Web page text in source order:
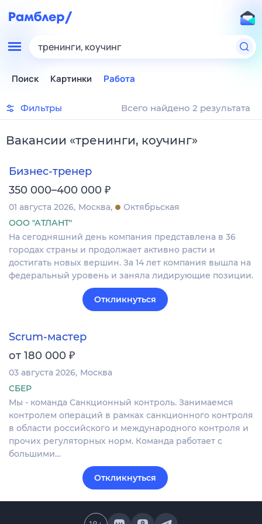
тренинги, коучинг
Поиск Картинки Работа
Фильтры Всего найдено 2 результата
Вакансии «тренинги, коучинг»
Бизнес-тренер
350 000–400 000 ₽
01 августа 2026 Москва
Октябрьская
ООО "АТЛАНТ"
На сегодняшний день компания представлена в 36
городах страны и продолжает активно расти и
достигать новых вершин. За 14 лет компания вышла на
федеральный уровень и заняла лидирующие позиции.
Откликнуться
Scrum-мастер
от 180 000 ₽
03 августа 2026 Москва
СБЕР
Мы - команда Санкционный контроль. Занимаемся
контролем операций в рамках санкционного контроля
в области российского и международного контроля и
прочих регуляторных норм. Команда работает с
большими…
Откликнуться